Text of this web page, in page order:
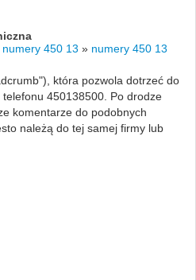
numery 450 13 » numery 450 13
która pozwola dotrzeć do
450138500. Po drodze
komentarze do podobnych
należą do tej samej firmy lub